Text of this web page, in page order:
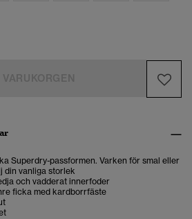
Superdry-passformen. Varken för smal eller
din vanliga storlek
och vadderat innerfoder
ficka med kardborrfäste